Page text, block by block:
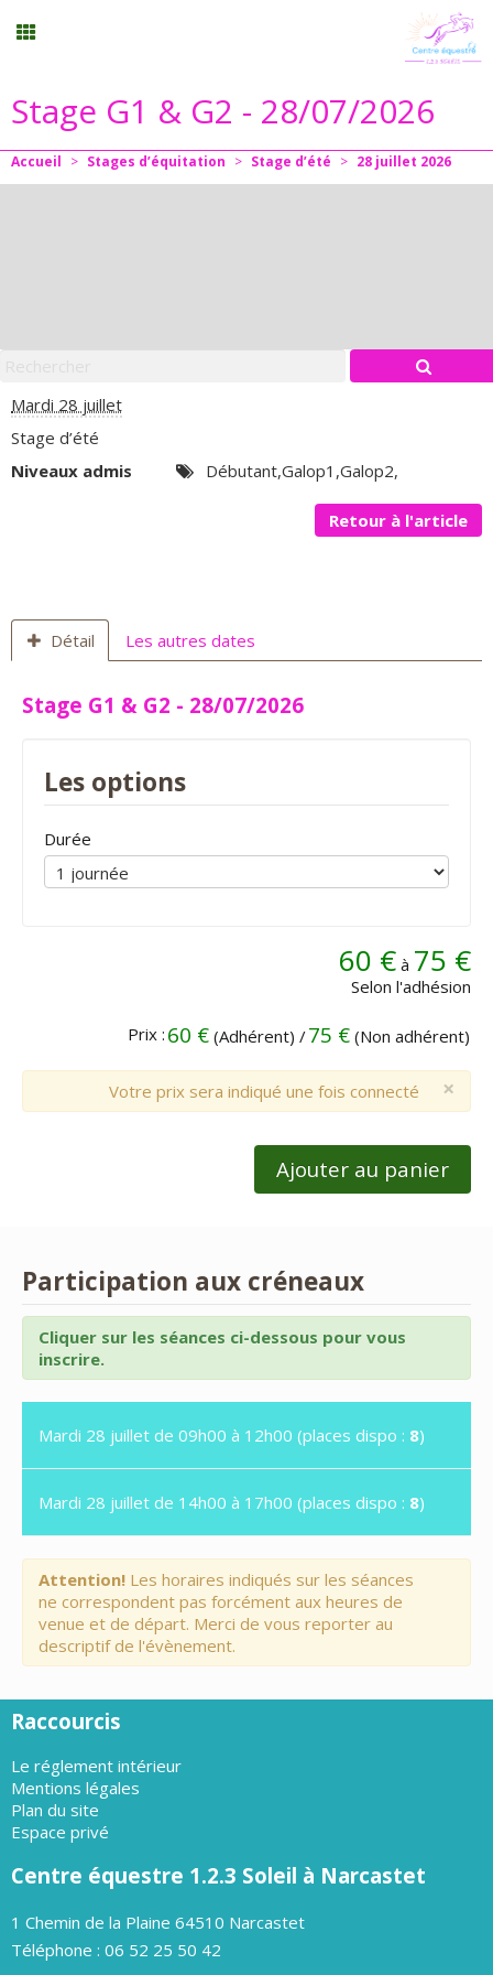
Stages vacances
Panier
Contact
Stage G1 & G2 - 28/07/2026
Accueil > Stages d’équitation > Stage d’été > 28 juillet 2026
Mardi 28 juillet
Stage d’été
Niveaux admis
Débutant,Galop1,Galop2,
Retour à l'article
Détail Les autres dates
Stage G1 & G2 - 28/07/2026
Les options
Durée
60 € à 75 €
Selon l'adhésion
Prix : 60 € (Adhérent) /75 € (Non adhérent)
×
Votre prix sera indiqué une fois connecté
Ajouter au panier
Participation aux créneaux
Cliquer sur les séances ci-dessous pour vous
inscrire.
Mardi 28 juillet de 09h00 à 12h00 (places dispo : 8)
Mardi 28 juillet de 14h00 à 17h00 (places dispo : 8)
Attention! Les horaires indiqués sur les séances
ne correspondent pas forcément aux heures de
venue et de départ. Merci de vous reporter au
descriptif de l'évènement.
Raccourcis
Le réglement intérieur
Mentions légales
Plan du site
Espace privé
Centre équestre 1.2.3 Soleil à Narcastet
1 Chemin de la Plaine 64510 Narcastet
Téléphone : 06 52 25 50 42